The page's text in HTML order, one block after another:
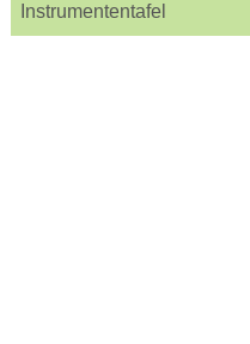
Instrumententafel